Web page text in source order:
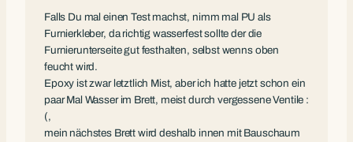
Falls Du mal einen Test machst, nimm mal PU als
Furnierkleber, da richtig wasserfest sollte der die
Furnierunterseite gut festhalten, selbst wenns oben
feucht wird.
Epoxy ist zwar letztlich Mist, aber ich hatte jetzt schon ein
paar Mal Wasser im Brett, meist durch vergessene Ventile :
(,
mein nächstes Brett wird deshalb innen mit Bauschaum